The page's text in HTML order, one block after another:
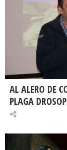
AL ALERO DE
PLAGA